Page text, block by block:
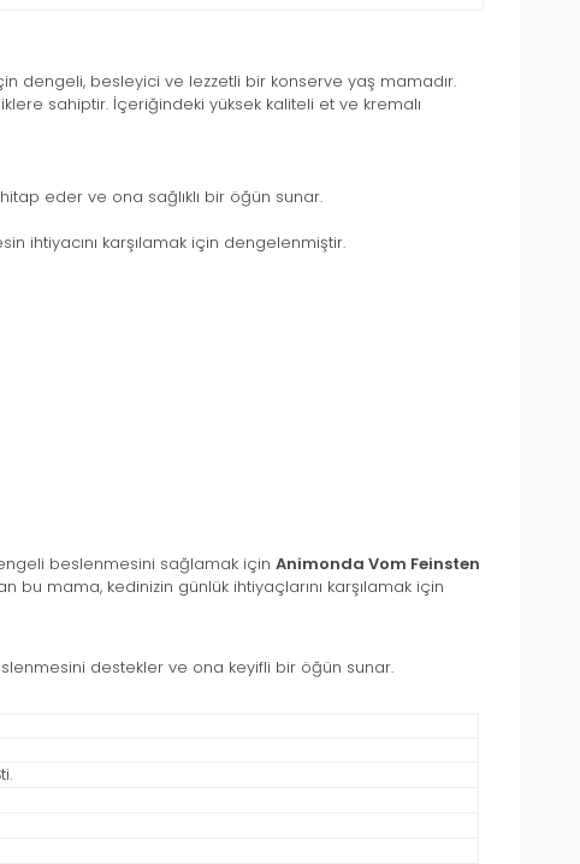
dengeli, besleyici ve lezzetli bir konserve yaş mamadır.
sahiptir. İçeriğindeki yüksek kaliteli et ve kremalı
eder ve ona sağlıklı bir öğün sunar.
ihtiyacını karşılamak için dengelenmiştir.
beslenmesini sağlamak için Animonda Vom Feinsten
mama, kedinizin günlük ihtiyaçlarını karşılamak için
destekler ve ona keyifli bir öğün sunar.